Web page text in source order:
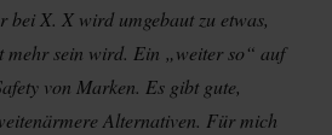
bei X. X wird umgebaut zu etwas,
mehr sein wird. Ein „weiter so“ auf
von Marken. Es gibt gute,
Alternativen. Für mich